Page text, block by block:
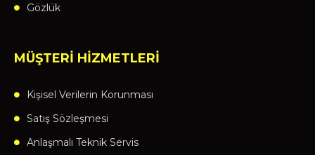
Gözlük
MÜŞTERİ HİZMETLERİ
Kişisel Verilerin Korunması
Satış Sözleşmesi
Anlaşmalı Teknik Servis